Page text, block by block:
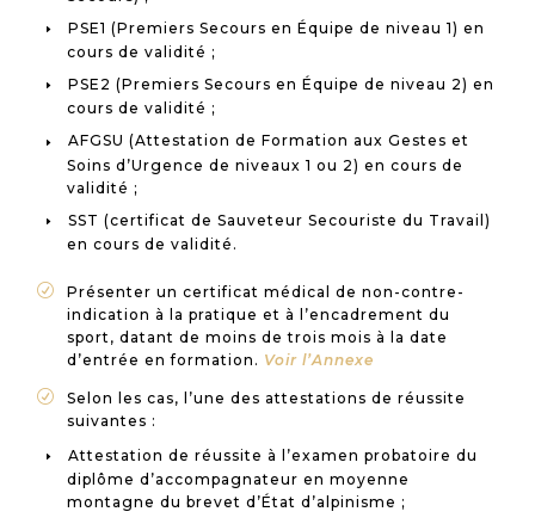
PSE1 (Premiers Secours en Équipe de niveau 1) en
cours de validité ;
PSE2 (Premiers Secours en Équipe de niveau 2) en
cours de validité ;
AFGSU (Attestation de Formation aux Gestes et
Soins d’Urgence de niveaux 1 ou 2) en cours de
validité ;
SST (certificat de Sauveteur Secouriste du Travail)
en cours de validité.
R
Présenter un certificat médical de non-contre-
indication à la pratique et à l’encadrement du
sport, datant de moins de trois mois à la date
d’entrée en formation. Voir l’Annexe
R
Selon les cas, l’une des attestations de réussite
suivantes :
Attestation de réussite à l’examen probatoire du
diplôme d’accompagnateur en moyenne
montagne du brevet d’État d’alpinisme ;